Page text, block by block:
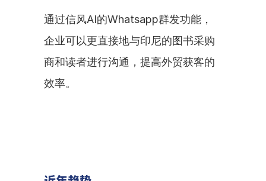
通过信风AI的Whatsapp群发功能，
企业可以更直接地与印尼的图书采购
商和读者进行沟通，提高外贸获客的
效率。